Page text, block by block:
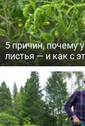
5 причин, почему
листья — и как с